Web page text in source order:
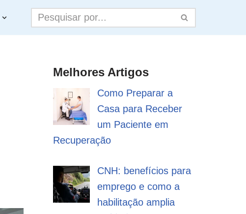
Melhores Artigos
Como Preparar a
Casa para Receber
um Paciente em
Recuperação
CNH: benefícios para
emprego e como a
habilitação amplia